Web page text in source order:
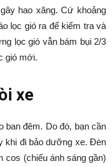
hao xăng. Cứ khoảng
lọc gió ra để kiểm tra và
lọc gió vẫn bám bụi 2/3
gió mới.
xe
đêm. Do đó, bạn cần
khi đi bảo dưỡng xe. Đèn
cos (chiếu ánh sáng gần)